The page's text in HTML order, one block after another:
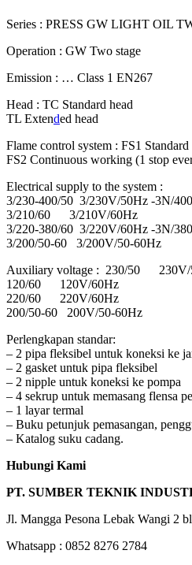
Series : PRESS GW LIGHT OIL
Operation : GW Two stage
Emission : … Class 1 EN267
Head : TC Standard head
TL Extended head
Flame control system : FS1
FS2 Continuous working (1 stop
Electrical supply to the system :
3/230-400/50 3/230V/50Hz -3N/
3/210/60 3/210V/60Hz
3/220-380/60 3/220V/60Hz -3N/
3/200/50-60 3/200V/50-60Hz
Auxiliary voltage : 230/50 230V/
120/60 120V/60Hz
220/60 220V/60Hz
200/50-60 200V/50-60Hz
Perlengkapan standar:
– 2 pipa fleksibel untuk koneksi ke
– 2 gasket untuk pipa fleksibel
– 2 nipple untuk koneksi ke pompa
– 4 sekrup untuk memasang flensa
– 1 layar termal
– Buku petunjuk pemasangan,
– Katalog suku cadang.
Hubungi Kami
PT. SUMBER TEKNIK
Jl. Mangga Pesona Lebak Wangi 2
Whatsapp : 0852 8276 2784